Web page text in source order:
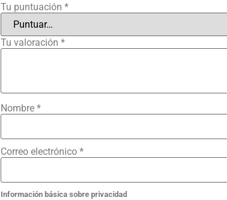
Tu puntuación *
Tu valoración *
Nombre *
Correo electrónico *
Información básica sobre privacidad